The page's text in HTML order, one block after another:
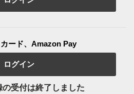
ード、Amazon Pay
ログイン
の受付は終了しました